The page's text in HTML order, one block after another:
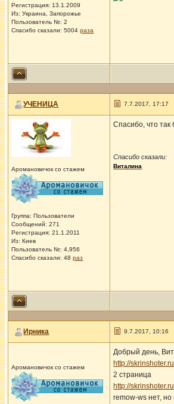
Регистрация: 13.1.2009
Из: Украина, Запорожье
Пользователь №: 2
Спасибо сказали:5004 раза
УЧЕНИЦА 7.7.2017, 17:17
Аромановичок со стажем
Группа: Пользователи
Сообщений: 271
Регистрация: 21.1.2011
Из: Киев
Пользователь №: 4,956
Спасибо сказали:48 раз
Спасибо, что
Спасибо сказали:
Виталина
Ирника 9.7.2017, 10:16
Аромановичок со стажем
Добрый день,
http://
2 страница
http://
remow-ws нет,